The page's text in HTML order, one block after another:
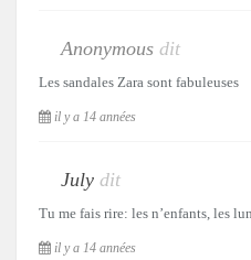
Anonymous dit
Les sandales Zara sont fabuleuses
il y a 14 années
July dit
Tu me fais rire: les n’enfants, les
il y a 14 années